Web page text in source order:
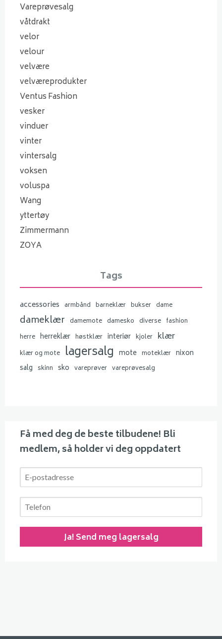
Vareprøvesalg
våtdrakt
velor
velour
velvære
velværeprodukter
Ventus Fashion
vesker
vinduer
vinter
vintersalg
voksen
voluspa
Wang
yttertøy
Zimmermann
ZOYA
Tags
accessories armbånd barneklær bukser dame
dameklær damemote damesko diverse fashion
herre herreklær høstklær interiør kjoler klær
klær og mote lagersalg mote moteklær nixon
salg skinn sko vareprøver vareprøvesalg
Få med deg de beste tilbudene! Bli
medlem, så holder vi deg oppdatert